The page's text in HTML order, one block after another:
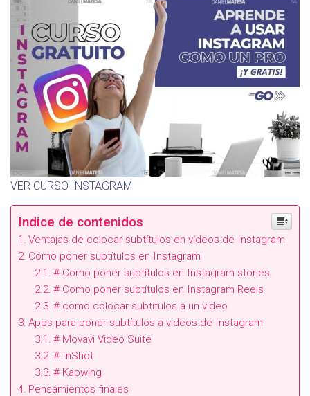
VER CURSO INSTAGRAM
Indice de contenidos
Ventajas de colocar subtítulos en vídeos de Instagram
Cómo poner subtítulos en Instagram
# Como poner subtítulos en Instagram stories
# Como poner subtítulos en Instagram Reels
# como colocar subtítulos a un video
Apps para poner subtítulos a videos de Instagram
# Movavi Video Suite
# InShot
# Kapwing
Pensamientos finales